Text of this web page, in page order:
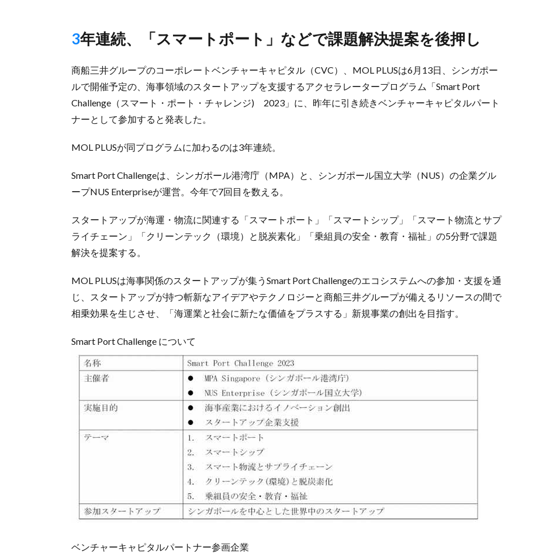
3年連続、「スマートポート」などで課題解決提案を後押し
商船三井グループのコーポレートベンチャーキャピタル（CVC）、MOL PLUSは6月13日、シンガポー
ルで開催予定の、海事領域のスタートアップを支援するアクセラレータープログラム「Smart Port
Challenge（スマート・ポート・チャレンジ) 2023」に、昨年に引き続きベンチャーキャピタルパート
ナーとして参加すると発表した。
MOL PLUSが同プログラムに加わるのは3年連続。
Smart Port Challengeは、シンガポール港湾庁（MPA）と、シンガポール国立大学（NUS）の企業グル
ープNUS Enterpriseが運営。今年で7回目を数える。
スタートアップが海運・物流に関連する「スマートポート」「スマートシップ」「スマート物流とサプ
ライチェーン」「クリーンテック（環境）と脱炭素化」「乗組員の安全・教育・福祉」の5分野で課題
解決を提案する。
MOL PLUSは海事関係のスタートアップが集うSmart Port Challengeのエコシステムへの参加・支援を通
じ、スタートアップが持つ斬新なアイデアやテクノロジーと商船三井グループが備えるリソースの間で
相乗効果を生じさせ、「海運業と社会に新たな価値をプラスする」新規事業の創出を目指す。
Smart Port Challenge について
ベンチャーキャピタルパートナー参画企業